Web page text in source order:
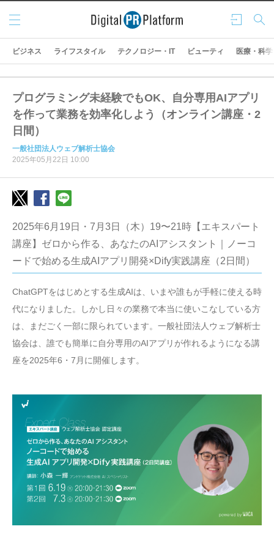
ログ
イン
検索
メニ
ュー
ビジネス ライフスタイル テクノロジー・IT ビューティ 医療・科学
プログラミング未経験でもOK、自分専用AIアプリ
を作って業務を効率化しよう（オンライン講座・2
日間）
一般社団法人ウェブ解析士協会
2025年05月22日 10:00
2025年6月19日・7月3日（木）19〜21時【エキスパート
講座】ゼロから作る、あなたのAIアシスタント｜ノーコ
ードで始める生成AIアプリ開発×Dify実践講座（2日間）
ChatGPTをはじめとする生成AIは、いまや誰もが手軽に使える時
代になりました。しかし日々の業務で本当に使いこなしている方
は、まだごく一部に限られています。一般社団法人ウェブ解析士
協会は、誰でも簡単に自分専用のAIアプリが作れるようになる講
座を2025年6・7月に開催します。